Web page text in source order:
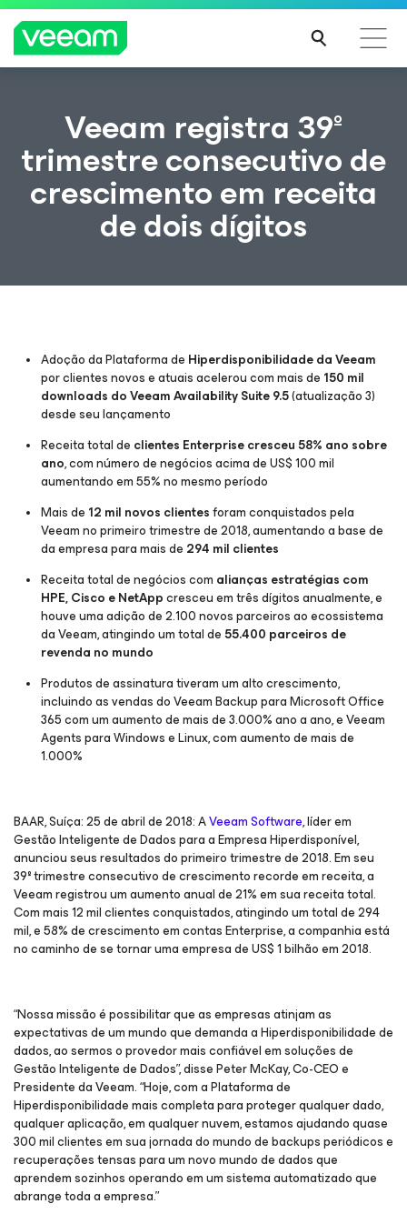
Orientações da Veeam para os clientes afetados
pela atualização de conteúdo da CrowdStrike
LEIA
Veeam registra 39º
trimestre consecutivo de
crescimento em receita
de dois dígitos
Adoção da Plataforma de Hiperdisponibilidade da Veeam
por clientes novos e atuais acelerou com mais de 150 mil
downloads do Veeam Availability Suite 9.5(atualização 3)
desde seu lançamento
Receita total de clientes Enterprise cresceu 58% ano sobre
ano, com número de negócios acima de US$ 100 mil
aumentando em 55% no mesmo período
Mais de 12 mil novos clientesforam conquistados pela
Veeam no primeiro trimestre de 2018, aumentando a base de
da empresa para mais de 294 mil clientes
Receita total de negócios com alianças estratégias com
HPE, Cisco e NetAppcresceu em três dígitos anualmente, e
houve uma adição de 2.100 novos parceiros ao ecossistema
da Veeam, atingindo um total de55.400 parceiros de
revenda no mundo
Produtos de assinatura tiveram um alto crescimento,
incluindo as vendas do Veeam Backup para Microsoft Office
365 com um aumento de mais de 3.000% ano a ano, e Veeam
Agents para Windows e Linux, com aumento de mais de
1.000%
BAAR, Suíça: 25 de abril de 2018: AVeeam Software, líder em
Gestão Inteligente de Dados para a Empresa Hiperdisponível,
anunciou seus resultados do primeiro trimestre de 2018. Em seu
39º trimestre consecutivo de crescimento recorde em receita, a
Veeam registrou um aumento anual de 21% em sua receita total.
Com mais 12 mil clientes conquistados, atingindo um total de 294
mil, e 58% de crescimento em contas Enterprise, a companhia está
no caminho de se tornar uma empresa de US$ 1 bilhão em 2018.
“Nossa missão é possibilitar que as empresas atinjam as
expectativas de um mundo que demanda a Hiperdisponibilidade de
dados, ao sermos o provedor mais confiável em soluções de
Gestão Inteligente de Dados”, disse Peter McKay, Co-CEO e
Presidente da Veeam. “Hoje, com a Plataforma de
Hiperdisponibilidade mais completa para proteger qualquer dado,
qualquer aplicação, em qualquer nuvem, estamos ajudando quase
300 mil clientes em sua jornada do mundo de backups periódicos e
recuperações tensas para um novo mundo de dados que
aprendem sozinhos operando em um sistema automatizado que
abrange toda a empresa.”